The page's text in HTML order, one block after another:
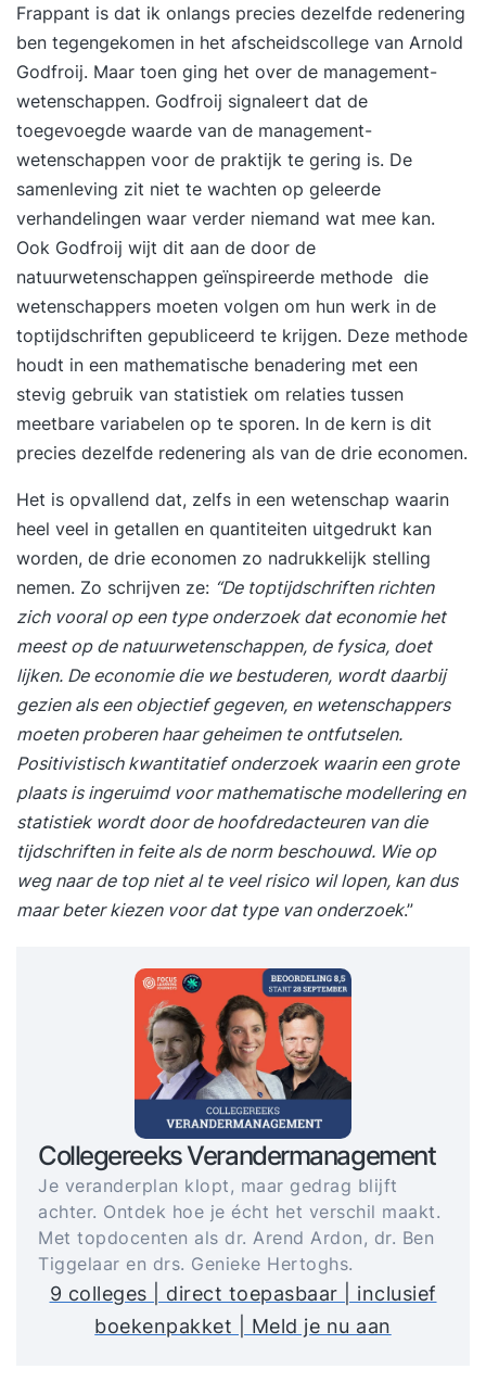
Frappant is dat ik onlangs precies dezelfde redenering
ben tegengekomen in het afscheidscollege van Arnold
Godfroij. Maar toen ging het over de management-
wetenschappen. Godfroij signaleert dat de
toegevoegde waarde van de management-
wetenschappen voor de praktijk te gering is. De
samenleving zit niet te wachten op geleerde
verhandelingen waar verder niemand wat mee kan.
Ook Godfroij wijt dit aan de door de
natuurwetenschappen geïnspireerde methode die
wetenschappers moeten volgen om hun werk in de
toptijdschriften gepubliceerd te krijgen. Deze methode
houdt in een mathematische benadering met een
stevig gebruik van statistiek om relaties tussen
meetbare variabelen op te sporen. In de kern is dit
precies dezelfde redenering als van de drie economen.
Het is opvallend dat, zelfs in een wetenschap waarin
heel veel in getallen en quantiteiten uitgedrukt kan
worden, de drie economen zo nadrukkelijk stelling
nemen. Zo schrijven ze: “De toptijdschriften richten
zich vooral op een type onderzoek dat economie het
meest op de natuurwetenschappen, de fysica, doet
lijken. De economie die we bestuderen, wordt daarbij
gezien als een objectief gegeven, en wetenschappers
moeten proberen haar geheimen te ontfutselen.
Positivistisch kwantitatief onderzoek waarin een grote
plaats is ingeruimd voor mathematische modellering en
statistiek wordt door de hoofdredacteuren van die
tijdschriften in feite als de norm beschouwd. Wie op
weg naar de top niet al te veel risico wil lopen, kan dus
maar beter kiezen voor dat type van onderzoek.”
Collegereeks Verandermanagement
Je veranderplan klopt, maar gedrag blijft
achter. Ontdek hoe je écht het verschil maakt.
Met topdocenten als dr. Arend Ardon, dr. Ben
Tiggelaar en drs. Genieke Hertoghs.
9 colleges | direct toepasbaar | inclusief
boekenpakket | Meld je nu aan